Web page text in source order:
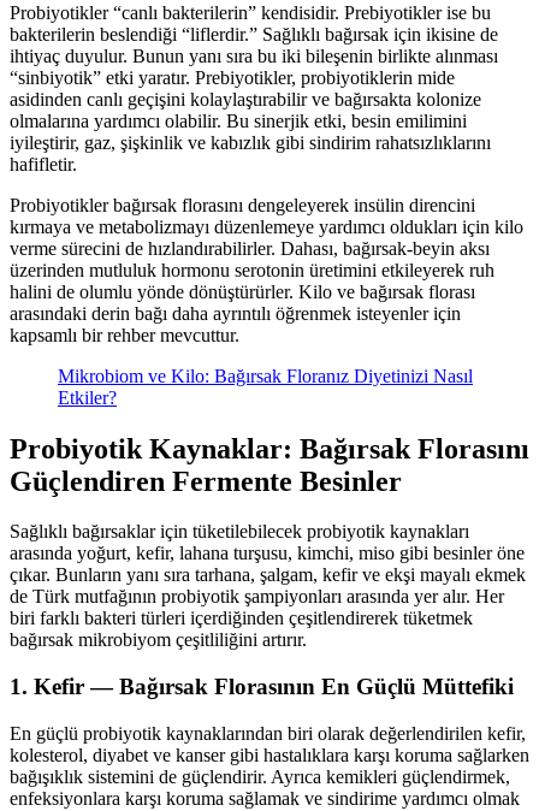
Probiyotikler “canlı bakterilerin” kendisidir. Prebiyotikler ise bu
bakterilerin beslendiği “liflerdir.” Sağlıklı bağırsak için ikisine de
ihtiyaç duyulur. Bunun yanı sıra bu iki bileşenin birlikte alınması
“sinbiyotik” etki yaratır. Prebiyotikler, probiyotiklerin mide
asidinden canlı geçişini kolaylaştırabilir ve bağırsakta kolonize
olmalarına yardımcı olabilir. Bu sinerjik etki, besin emilimini
iyileştirir, gaz, şişkinlik ve kabızlık gibi sindirim rahatsızlıklarını
hafifletir.
Probiyotikler bağırsak florasını dengeleyerek insülin direncini
kırmaya ve metabolizmayı düzenlemeye yardımcı oldukları için kilo
verme sürecini de hızlandırabilirler. Dahası, bağırsak-beyin aksı
üzerinden mutluluk hormonu serotonin üretimini etkileyerek ruh
halini de olumlu yönde dönüştürürler. Kilo ve bağırsak florası
arasındaki derin bağı daha ayrıntılı öğrenmek isteyenler için
kapsamlı bir rehber mevcuttur.
Mikrobiom ve Kilo: Bağırsak Floranız Diyetinizi Nasıl
Etkiler?
Probiyotik Kaynaklar: Bağırsak Florasını
Güçlendiren Fermente Besinler
Sağlıklı bağırsaklar için tüketilebilecek probiyotik kaynakları
arasında yoğurt, kefir, lahana turşusu, kimchi, miso gibi besinler öne
çıkar. Bunların yanı sıra tarhana, şalgam, kefir ve ekşi mayalı ekmek
de Türk mutfağının probiyotik şampiyonları arasında yer alır. Her
biri farklı bakteri türleri içerdiğinden çeşitlendirerek tüketmek
bağırsak mikrobiyom çeşitliliğini artırır.
1. Kefir — Bağırsak Florasının En Güçlü Müttefiki
En güçlü probiyotik kaynaklarından biri olarak değerlendirilen kefir,
kolesterol, diyabet ve kanser gibi hastalıklara karşı koruma sağlarken
bağışıklık sistemini de güçlendirir. Ayrıca kemikleri güçlendirmek,
enfeksiyonlara karşı koruma sağlamak ve sindirime yardımcı olmak